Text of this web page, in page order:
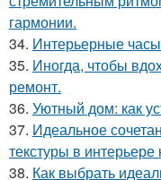
гармонии.
34. Интерьерные
35. Иногда, чтобы
ремонт.
36. Уютный дом: как
37. Идеальное
текстуры в интерьере
38. Как выбрать